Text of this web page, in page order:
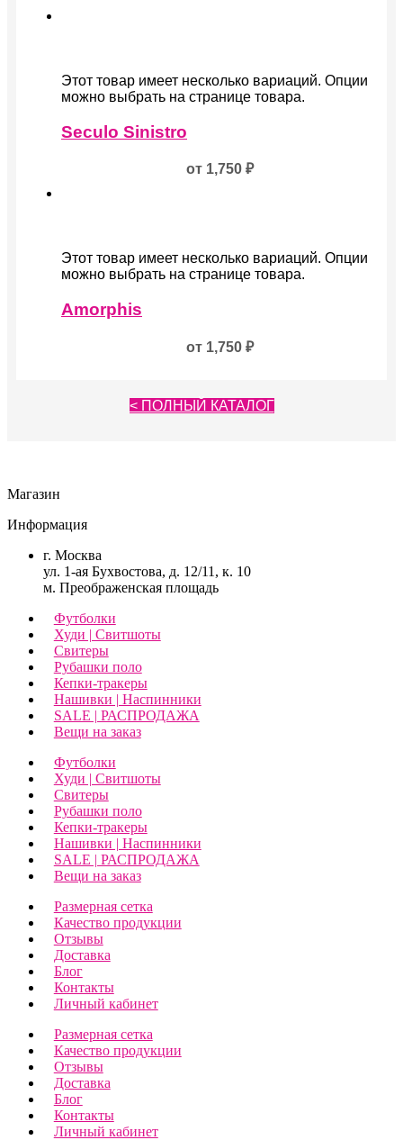
Этот товар имеет несколько вариаций. Опции
можно выбрать на странице товара.
Seculo Sinistro
от 1,750 ₽
Этот товар имеет несколько вариаций. Опции
можно выбрать на странице товара.
Amorphis
от 1,750 ₽
< ПОЛНЫЙ КАТАЛОГ
Магазин
Информация
г. Москва
ул. 1-ая Бухвостова, д. 12/11, к. 10
м. Преображенская площадь
Футболки
Худи | Свитшоты
Свитеры
Рубашки поло
Кепки-тракеры
Нашивки | Наспинники
SALE | РАСПРОДАЖА
Вещи на заказ
Футболки
Худи | Свитшоты
Свитеры
Рубашки поло
Кепки-тракеры
Нашивки | Наспинники
SALE | РАСПРОДАЖА
Вещи на заказ
Размерная сетка
Качество продукции
Отзывы
Доставка
Блог
Контакты
Личный кабинет
Размерная сетка
Качество продукции
Отзывы
Доставка
Блог
Контакты
Личный кабинет